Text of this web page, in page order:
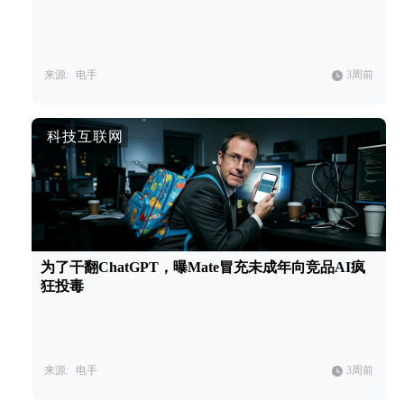
来源: 电手 3周前
科技互联网
为了干翻ChatGPT，曝Mate冒充未成年向竞品AI疯
狂投毒
来源: 电手 3周前